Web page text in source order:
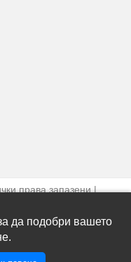
права запазени |
Трибест
да подобри вашето